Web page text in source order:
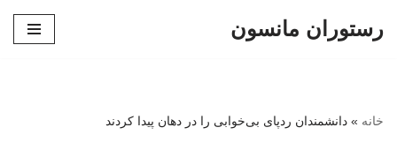
رستوران مانسون
خانه » دانشمندان ردپای بی‌خوابی را در دهان پیدا کردند